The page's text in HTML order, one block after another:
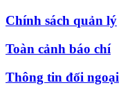
Chính sách quản lý
Toàn cảnh báo chí
Thông tin đối ngoại